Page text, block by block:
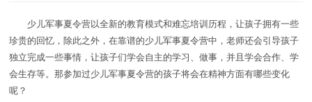
少儿军事夏令营以全新的教育模式和难忘培训历程，让孩子拥有一些
珍贵的回忆，除此之外，在靠谱的少儿军事夏令营中，老师还会引导孩子
独立完成一些事情，让孩子们学会自主的学习、做事，并且学会合作、学
会生存等。那参加过少儿军事夏令营的孩子将会在精神方面有哪些变化
呢？